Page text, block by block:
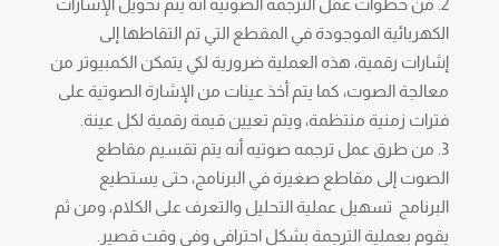
الكهربائية الموجودة في المقطع التي تم التقاطها إلى
إشارات رقمية، هذه العملية ضرورية لكي يتمكن الكمبيوتر من
معالجة الصوت، كما يتم أخذ عينات من الإشارة الصوتية على
فترات زمنية منتظمة، ويتم تعيين قيمة رقمية لكل عينة.
من طرق عمل ترجمه صوتيه أنه يتم تقسيم مقاطع
الصوت إلى مقاطع صغيرة في البرنامج، حتى يستطيع
البرنامج تسهيل عملية التحليل والتعرف على الكلام، ومن ثم
يقوم بعملية الترجمة بشكل احترافي وفي وقت قصير.